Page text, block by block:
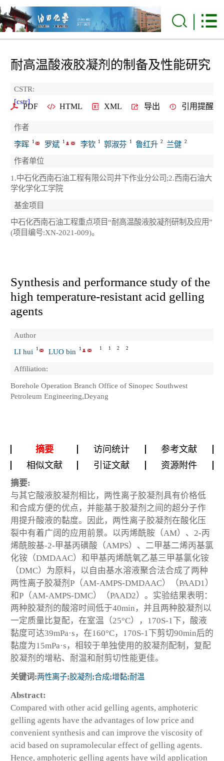
耐高温酸液胶凝剂的制备及性能研究
CSTR:
[cstr]
PDF HTML XML 导出 引用提醒
作者
李晖
1 罗斌 1 李钦 1 郭淑芬 1 鲁红升 2 兰健 2
作者单位
1.中石化西南石油工程有限公司井下作业分公司;2.西南石油大
学化学化工学院
基金项目
中石化西南石油工程重点项目“耐高温酸液胶凝剂研制及应用”
(项目编号:XN-2021-009)。
Synthesis and performance study of the
high temperature-resistant acid gelling
agents
Author
LI hui
1 LUO bin 1 1 1 2 2
Affiliation:
Borehole Operation Branch Office of Sinopec Southwest
Petroleum Engineering,Deyang
摘要 访问统计
参考文献
相似文献
引证文献 资源附件
摘要:
与其它酸液胶凝剂相比，两性离子胶凝剂具有价格低
和合成方便的优点，并能基于胶凝剂之间的超分子作
用提升酸液的黏度。因此，两性离子胶凝剂在酸化压
裂中有着广阔的应用前景。以丙烯酰胺（AM）、2-丙
烯酰胺基-2-甲基丙磺酸（AMPS）、二甲基二烯丙基氯
化铵（DMDAAC）和甲基丙烯酰氧乙基三甲基氯化铵
（DMC）为原料，以自由基水溶液聚合法合成了两种
两性离子胶凝剂P（AM-AMPS-DMDAAC）（PAAD1）
和P（AM-AMPS-DMC）（PAAD2）。实验结果表明：
两种胶凝剂的酸溶时间低于40min，并且两种胶凝剂以
一定质量比复配，在室温（25°C），170S-1下，酸液
黏度可达39mPa·s，在160°C，170S-1下剪切90min后的
黏度为15mPa·s，相较于单独使用的胶凝剂配制，复配
胶凝剂的增粘、耐温和耐剪切性能更佳。
关键词:两性离子;胶凝剂 ;合成;增黏;耐温
Abstract:
Compared with other acid gelling agents, amphoteric
gelling agents have the advantages of low price and
convenient synthesis and can improve the viscosity of
acid based on supramolecular effect of gelling agents.
Hence, amphoteric gelling agents have wild application